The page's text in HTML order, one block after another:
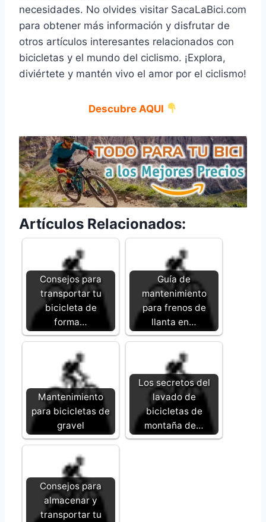
necesidades. No olvides visitar SacaLaBici.com
para obtener más información y disfrutar de
otros artículos interesantes relacionados con
bicicletas y el mundo del ciclismo. ¡Explora,
diviértete y mantén vivo el amor por el ciclismo!
Descubre AQUI
Artículos Relacionados:
Consejos para
transportar tu
bicicleta de
forma…
Guía de
mantenimiento
para frenos de
llanta en…
Mantenimiento
para bicicletas de
gravel
Los secretos del
lavado de
bicicletas de
montaña de…
Consejos para
almacenar y
transportar tu